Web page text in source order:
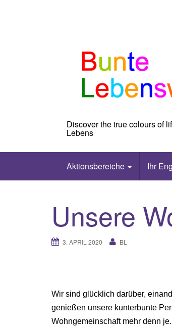
Discover the true colours of
Lebens
Aktionsbereiche Ihr
Unsere
3. APRIL 2020 BL
Wir sind glücklich darüber,
genießen unsere kunterbunte
Wohngemeinschaft mehr denn je.